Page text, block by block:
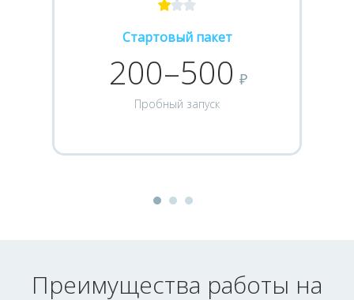
Стартовый пакет
200–500 ₽
Пробный запуск
Преимущества работы на